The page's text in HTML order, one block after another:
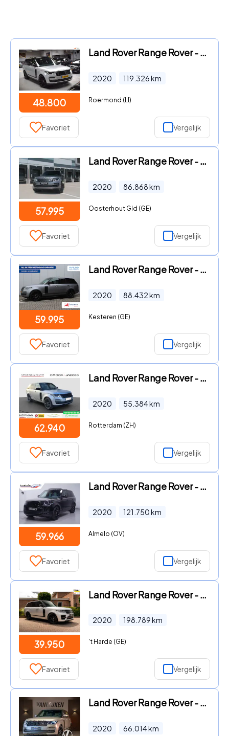
48.800
Land Rover Range Rover - P400e Vogue SVO Premium Palette Silver
2020 119.326km
Roermond (LI)
Favoriet Vergelijk
57.995
Land Rover Range Rover - 2.0 P400e Limited Edition | € 789 per maand
2020 86.868km
Oosterhout Gld (GE)
Favoriet Vergelijk
59.995
Land Rover Range Rover - 2.0 P400e Vogue | Meridian | Pano | Head-up | SOH 96, 4%
2020 88.432km
Kesteren (GE)
Favoriet Vergelijk
62.940
Land Rover Range Rover - 2.0 P400e Voque | Pano | HUD | Meridian | Matrix LED | Softc
2020 55.384km
Rotterdam (ZH)
Favoriet Vergelijk
59.966
Land Rover Range Rover - 2.0 P400e Autobiography pano DAB HUD 22-inch lmv stoel verwa
2020 121.750km
Almelo (OV)
Favoriet Vergelijk
39.950
Land Rover Range Rover - P400e Limited Edition 404 PK SVO Kleur Pano Soft-Close Keyle
2020 198.789km
't Harde (GE)
Favoriet Vergelijk
Land Rover Range Rover - P400e Vogue Black SVO Premium Palette Silver
2020 66.014km